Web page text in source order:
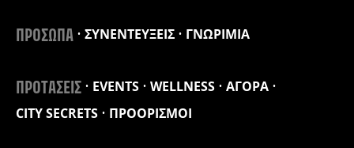
ΠΡΟΣΩΠΑ ΣΥΝΕΝΤΕΥΞΕΙΣ ΓΝΩΡΙΜΙΑ
ΠΡΟΤΑΣΕΙΣ EVENTS WELLNESS
ΑΓΟΡΑ
CITY SECRETS
ΠΡΟΟΡΙΣΜΟΙ